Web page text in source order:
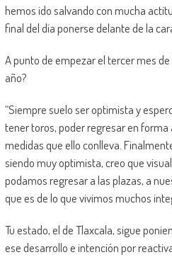
hemos ido salvando con mucha
final del día ponerse delante de la
A punto de empezar el tercer mes
año?
“Siempre suelo ser optimista y
tener toros, poder regresar en forma
medidas que ello conlleva.
siendo muy optimista, creo que
podamos regresar a las plazas, a
que es de lo que vivimos muchos
Tu estado, el de Tlaxcala, sigue
ese desarrollo e intención por